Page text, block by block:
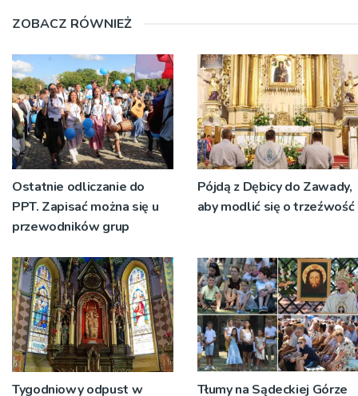
ZOBACZ RÓWNIEŻ
Ostatnie odliczanie do
PPT. Zapisać można się u
przewodników grup
Pójdą z Dębicy do Zawady,
aby modlić się o trzeźwość
Tygodniowy odpust w
Tłumy na Sądeckiej Górze